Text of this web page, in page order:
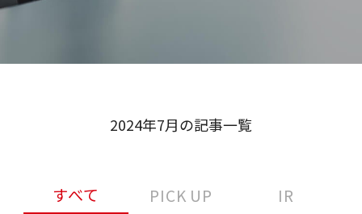
2024年7月の記事一覧
すべて PICK UP IR